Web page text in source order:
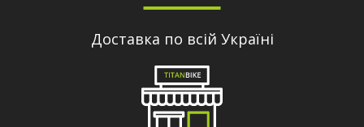
Доставка по всій Україні